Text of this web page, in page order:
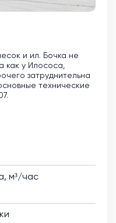
и ил. Бочка не
как у Илососа,
затруднительна
технические
м³/час